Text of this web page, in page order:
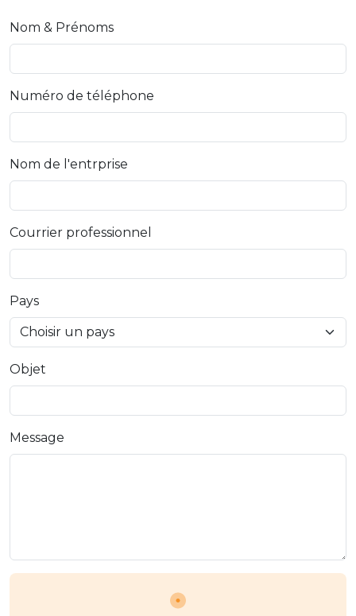
Nom & Prénoms
Numéro de téléphone
Nom de l'entrprise
Courrier professionnel
Pays
Objet
Message